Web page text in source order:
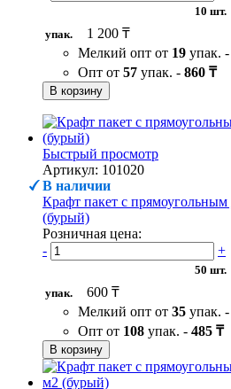
10 шт.
упак.
1 200 ₸
Мелкий опт от 19 упак. -
Опт от 57 упак. - 860 ₸
В корзину
Быстрый просмотр
Артикул: 101020
В наличии
Крафт пакет с
(бурый)
Розничная цена:
-
+
50 шт.
упак.
600 ₸
Мелкий опт от 35 упак. -
Опт от 108 упак. - 485 ₸
В корзину